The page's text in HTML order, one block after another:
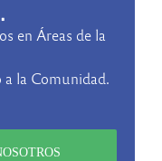
en Áreas de la
la Comunidad.